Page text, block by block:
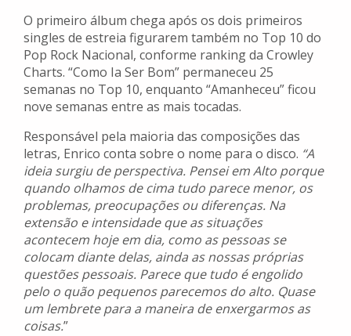
O primeiro álbum chega após os dois primeiros
singles de estreia figurarem também no Top 10 do
Pop Rock Nacional, conforme ranking da Crowley
Charts. “Como Ia Ser Bom” permaneceu 25
semanas no Top 10, enquanto “Amanheceu” ficou
nove semanas entre as mais tocadas.
Responsável pela maioria das composições das
letras, Enrico conta sobre o nome para o disco. “A
ideia surgiu de perspectiva. Pensei em Alto porque
quando olhamos de cima tudo parece menor, os
problemas, preocupações ou diferenças. Na
extensão e intensidade que as situações
acontecem hoje em dia, como as pessoas se
colocam diante delas, ainda as nossas próprias
questões pessoais. Parece que tudo é engolido
pelo o quão pequenos parecemos do alto. Quase
um lembrete para a maneira de enxergarmos as
coisas.”